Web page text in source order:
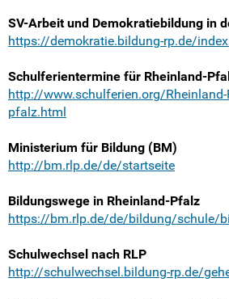
Medien überregional und in
Termine
Kontakt
Intern
SV-Arbeit und Demokratiebildung in
https://demokratie.bildung-rp.de/
Schulferientermine für Rheinland-
http://www.schulferien.org/
pfalz.html
Ministerium für Bildung (BM)
http://bm.rlp.de/de/startseite
Bildungswege in Rheinland-Pfalz
https://bm.rlp.de/de/bildung/schule/
Schulwechsel nach RLP
http://schulwechsel.bildung-rp.de/